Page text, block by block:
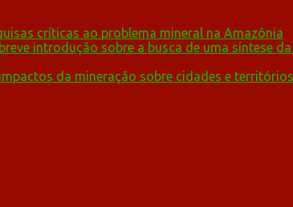
críticas ao problema mineral na Amazônia
introdução sobre a busca de uma síntese
da mineração sobre cidades e